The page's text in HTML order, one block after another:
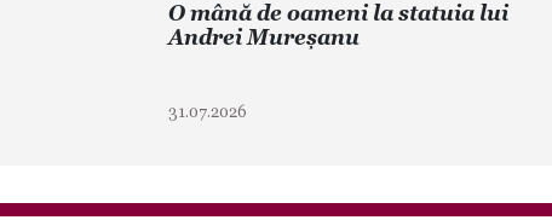
O mână de oameni la statuia lui
Andrei Mureșanu
31.07.2026